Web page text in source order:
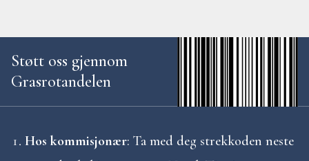
Støtt oss gjennom
Grasrotandelen
Hos kommisjonær: Ta med deg strekkoden neste